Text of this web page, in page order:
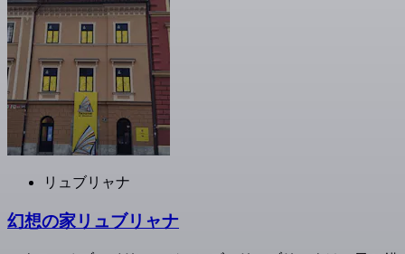
リュブリャナ
幻想の家リュブリャナ